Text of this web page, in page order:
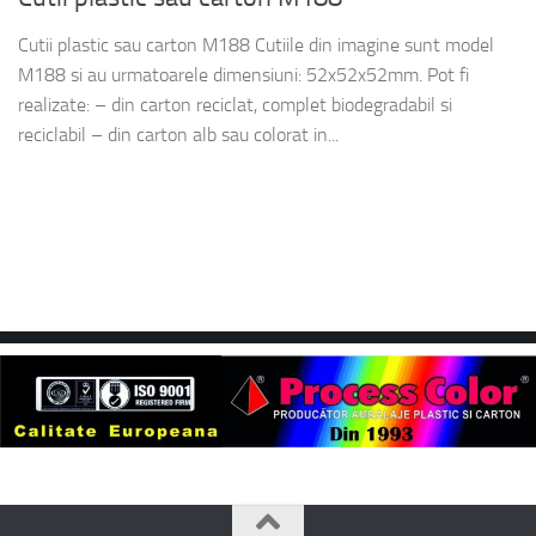
Cutii plastic sau carton M188 Cutiile din imagine sunt model
M188 si au urmatoarele dimensiuni: 52x52x52mm. Pot fi
realizate: – din carton reciclat, complet biodegradabil si
reciclabil – din carton alb sau colorat in...